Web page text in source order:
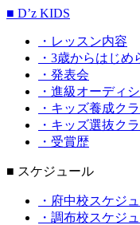
■ D’z KIDS
・レッスン内容
・3歳からはじ
・発表会
・進級オーディ
・キッズ養成ク
・キッズ選抜ク
・受賞歴
■ スケジュール
・府中校スケジ
・調布校スケジ